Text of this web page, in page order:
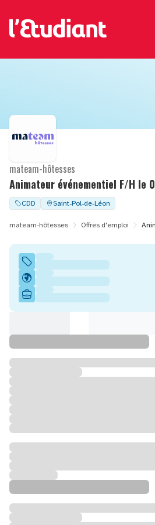
mateam-hôtesses
CDD Saint-Pol-de-Léon
mateam-hôtesses Offres d'emploi